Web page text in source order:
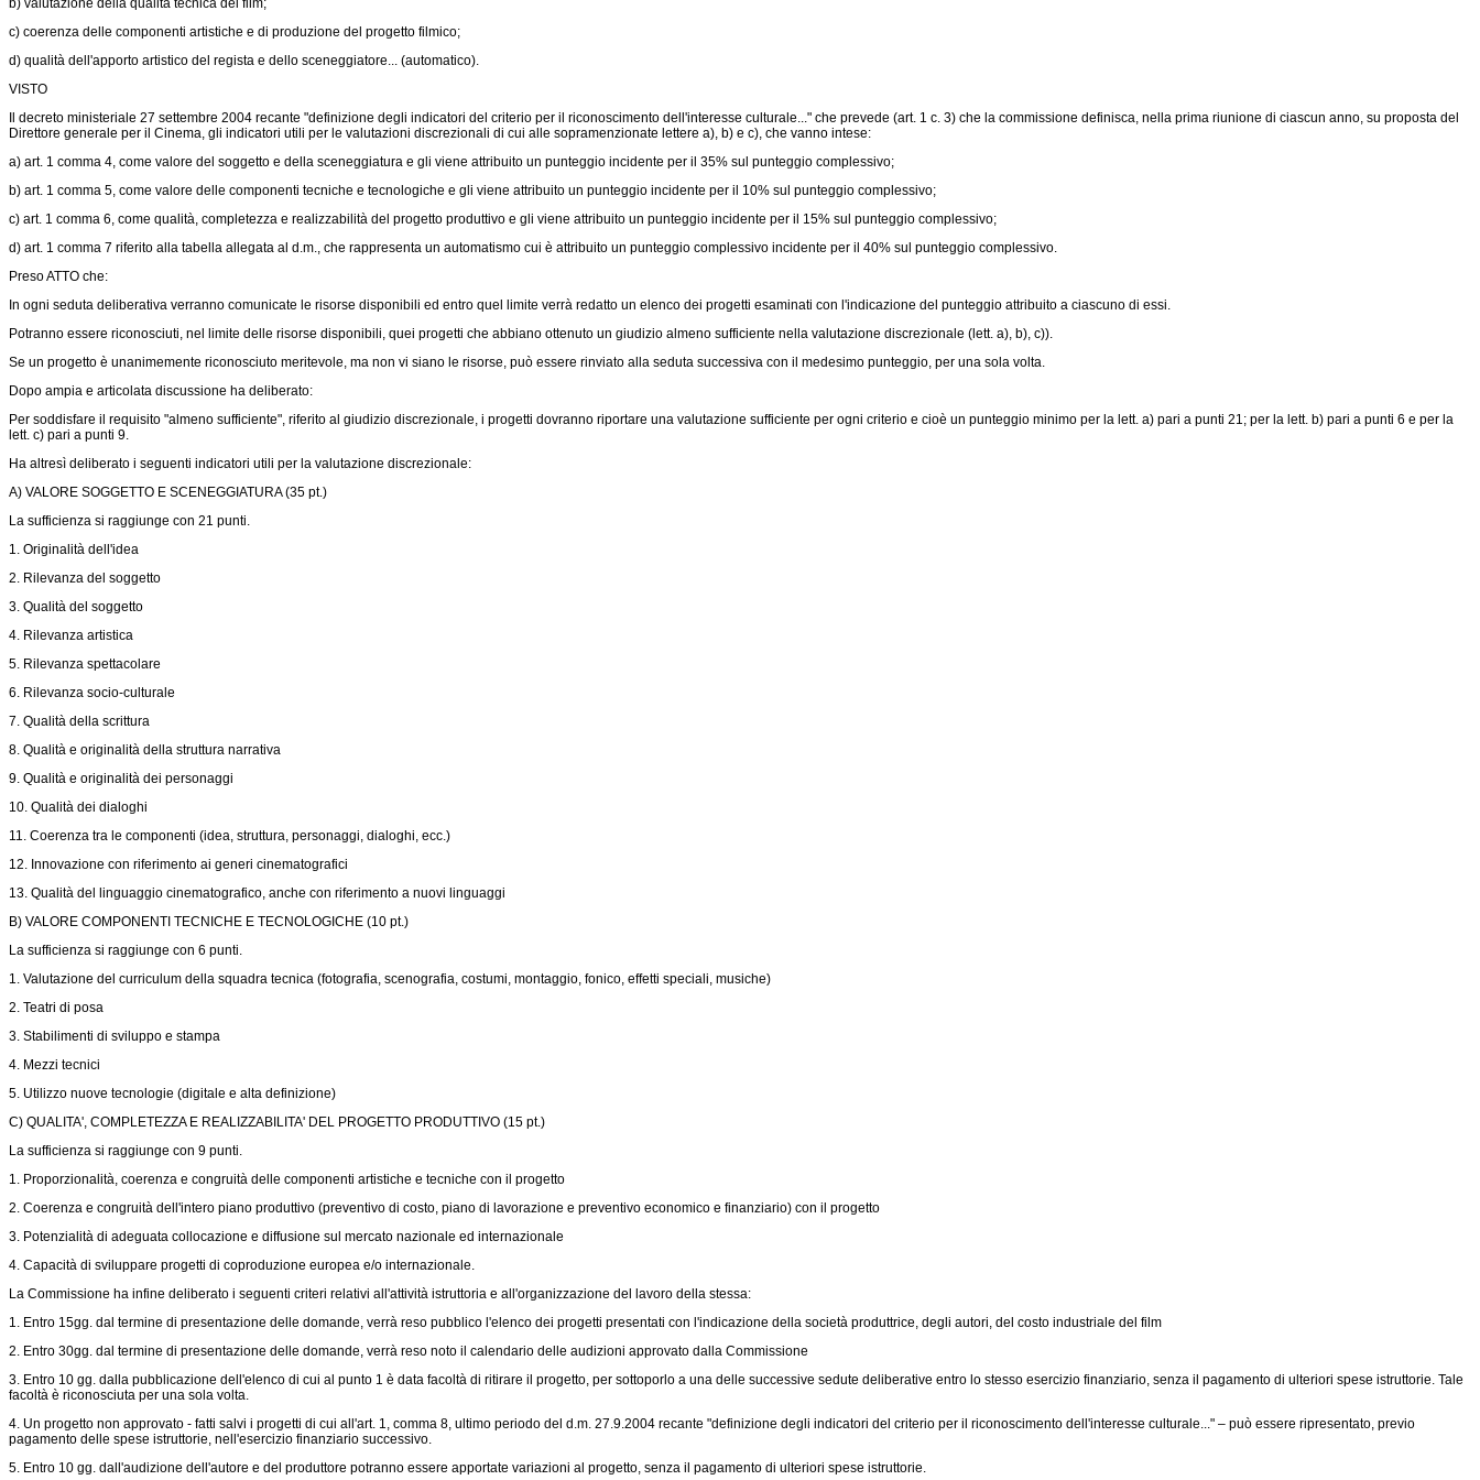
b) valutazione della qualità tecnica del film;
c) coerenza delle componenti artistiche e di produzione del progetto filmico;
d) qualità dell'apporto artistico del regista e dello sceneggiatore... (automatico).
VISTO
Il decreto ministeriale 27 settembre 2004 recante "definizione degli indicatori del criterio per il riconoscimento dell'interesse culturale..." che prevede (art. 1 c. 3) che la commissione definisca, nella prima riunione di ciascun anno, su proposta del
Direttore generale per il Cinema, gli indicatori utili per le valutazioni discrezionali di cui alle sopramenzionate lettere a), b) e c), che vanno intese:
a) art. 1 comma 4, come valore del soggetto e della sceneggiatura e gli viene attribuito un punteggio incidente per il 35% sul punteggio complessivo;
b) art. 1 comma 5, come valore delle componenti tecniche e tecnologiche e gli viene attribuito un punteggio incidente per il 10% sul punteggio complessivo;
c) art. 1 comma 6, come qualità, completezza e realizzabilità del progetto produttivo e gli viene attribuito un punteggio incidente per il 15% sul punteggio complessivo;
d) art. 1 comma 7 riferito alla tabella allegata al d.m., che rappresenta un automatismo cui è attribuito un punteggio complessivo incidente per il 40% sul punteggio complessivo.
Preso ATTO che:
In ogni seduta deliberativa verranno comunicate le risorse disponibili ed entro quel limite verrà redatto un elenco dei progetti esaminati con l'indicazione del punteggio attribuito a ciascuno di essi.
Potranno essere riconosciuti, nel limite delle risorse disponibili, quei progetti che abbiano ottenuto un giudizio almeno sufficiente nella valutazione discrezionale (lett. a), b), c)).
Se un progetto è unanimemente riconosciuto meritevole, ma non vi siano le risorse, può essere rinviato alla seduta successiva con il medesimo punteggio, per una sola volta.
Dopo ampia e articolata discussione ha deliberato:
Per soddisfare il requisito "almeno sufficiente", riferito al giudizio discrezionale, i progetti dovranno riportare una valutazione sufficiente per ogni criterio e cioè un punteggio minimo per la lett. a) pari a punti 21; per la lett. b) pari a punti 6 e per la
lett. c) pari a punti 9.
Ha altresì deliberato i seguenti indicatori utili per la valutazione discrezionale:
A) VALORE SOGGETTO E SCENEGGIATURA (35 pt.)
La sufficienza si raggiunge con 21 punti.
1. Originalità dell'idea
2. Rilevanza del soggetto
3. Qualità del soggetto
4. Rilevanza artistica
5. Rilevanza spettacolare
6. Rilevanza socio-culturale
7. Qualità della scrittura
8. Qualità e originalità della struttura narrativa
9. Qualità e originalità dei personaggi
10. Qualità dei dialoghi
11. Coerenza tra le componenti (idea, struttura, personaggi, dialoghi, ecc.)
12. Innovazione con riferimento ai generi cinematografici
13. Qualità del linguaggio cinematografico, anche con riferimento a nuovi linguaggi
B) VALORE COMPONENTI TECNICHE E TECNOLOGICHE (10 pt.)
La sufficienza si raggiunge con 6 punti.
1. Valutazione del curriculum della squadra tecnica (fotografia, scenografia, costumi, montaggio, fonico, effetti speciali, musiche)
2. Teatri di posa
3. Stabilimenti di sviluppo e stampa
4. Mezzi tecnici
5. Utilizzo nuove tecnologie (digitale e alta definizione)
C) QUALITA', COMPLETEZZA E REALIZZABILITA' DEL PROGETTO PRODUTTIVO (15 pt.)
La sufficienza si raggiunge con 9 punti.
1. Proporzionalità, coerenza e congruità delle componenti artistiche e tecniche con il progetto
2. Coerenza e congruità dell'intero piano produttivo (preventivo di costo, piano di lavorazione e preventivo economico e finanziario) con il progetto
3. Potenzialità di adeguata collocazione e diffusione sul mercato nazionale ed internazionale
4. Capacità di sviluppare progetti di coproduzione europea e/o internazionale.
La Commissione ha infine deliberato i seguenti criteri relativi all'attività istruttoria e all'organizzazione del lavoro della stessa:
1. Entro 15gg. dal termine di presentazione delle domande, verrà reso pubblico l'elenco dei progetti presentati con l'indicazione della società produttrice, degli autori, del costo industriale del film
2. Entro 30gg. dal termine di presentazione delle domande, verrà reso noto il calendario delle audizioni approvato dalla Commissione
3. Entro 10 gg. dalla pubblicazione dell'elenco di cui al punto 1 è data facoltà di ritirare il progetto, per sottoporlo a una delle successive sedute deliberative entro lo stesso esercizio finanziario, senza il pagamento di ulteriori spese istruttorie. Tale
facoltà è riconosciuta per una sola volta.
4. Un progetto non approvato - fatti salvi i progetti di cui all'art. 1, comma 8, ultimo periodo del d.m. 27.9.2004 recante "definizione degli indicatori del criterio per il riconoscimento dell'interesse culturale..." – può essere ripresentato, previo
pagamento delle spese istruttorie, nell'esercizio finanziario successivo.
5. Entro 10 gg. dall'audizione dell'autore e del produttore potranno essere apportate variazioni al progetto, senza il pagamento di ulteriori spese istruttorie.